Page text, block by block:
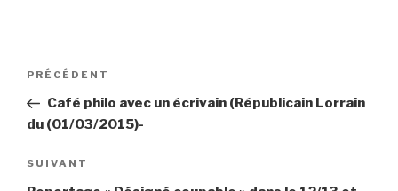
Navigation
l’article
Article
précédent
PRÉCÉDENT
Café philo avec un écrivain (Républicain Lorrain
du (01/03/2015)-
Article
suivant
SUIVANT